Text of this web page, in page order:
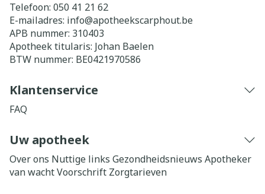
Telefoon: 050 41 21 62
E-mailadres: info@apotheekscarphout.be
APB nummer: 310403
Apotheek titularis: Johan Baelen
BTW nummer: BE0421970586
Klantenservice
FAQ
Uw apotheek
Over ons Nuttige links Gezondheidsnieuws Apotheker
van wachtVoorschrift Zorgtarieven